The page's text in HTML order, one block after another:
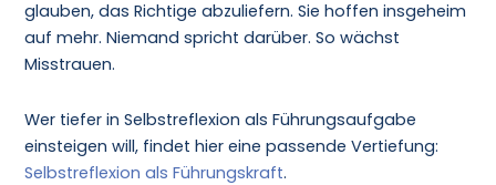
glauben, das Richtige abzuliefern. Sie hoffen insgeheim
auf mehr. Niemand spricht darüber. So wächst
Misstrauen.
Wer tiefer in Selbstreflexion als Führungsaufgabe
einsteigen will, findet hier eine passende Vertiefung:
Selbstreflexion als Führungskraft.